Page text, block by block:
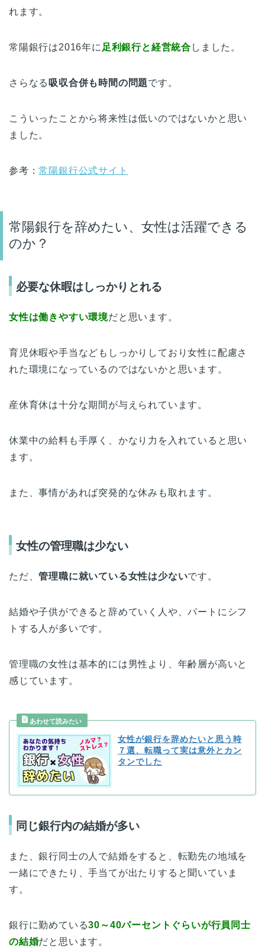
れます。
常陽銀行は2016年に 足利銀行と経営統合 しました。
さらなる 吸収合併も時間の問題です。
こういったことから将来性は低いのではないかと思い
ました。
参考：常陽銀行公式サイト
常陽銀行を辞めたい、女性は活躍できる
のか？
必要な休暇はしっかりとれる
女性は働きやすい環境だと思います。
育児休暇や手当などもしっかりしており女性に配慮さ
れた環境になっているのではないかと思います。
産休育休は十分な期間が与えられています。
休業中の給料も手厚く、かなり力を入れていると思い
ます。
また、事情があれば突発的な休みも取れます。
女性の管理職は少ない
ただ、管理職に就いている女性は少ないです。
結婚や子供ができると辞めていく人や、パートにシフ
トする人が多いです。
管理職の女性は基本的には男性より、年齢層が高いと
感じています。
女性が銀行を辞めたいと思う時
７選、転職って実は意外とカン
タンでした
同じ銀行内の結婚が多い
また、銀行同士の人で結婚をすると、転勤先の地域を
一緒にできたり、手当てが出たりすると聞いていま
す。
銀行に勤めている30～40パーセントぐらいが行員同士
の結婚だと思います。